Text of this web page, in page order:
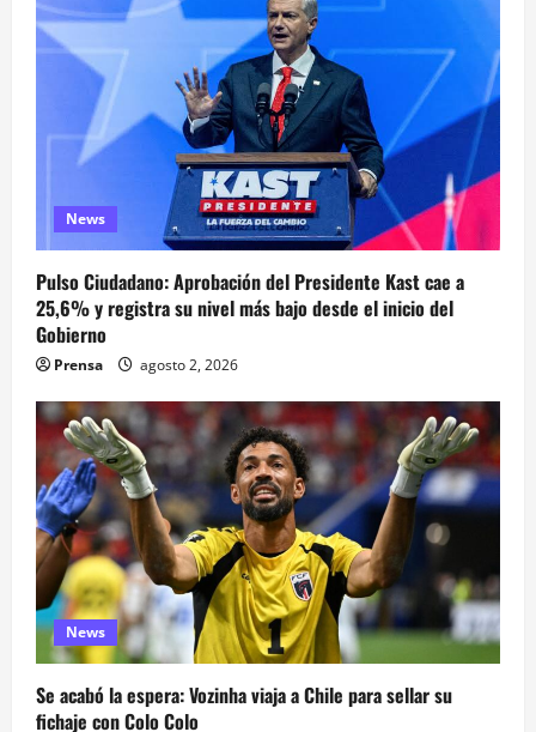
News
Pulso Ciudadano: Aprobación del Presidente Kast cae a
25,6% y registra su nivel más bajo desde el inicio del
Gobierno
Prensa agosto 2, 2026
News
Se acabó la espera: Vozinha viaja a Chile para sellar su
fichaje con Colo Colo